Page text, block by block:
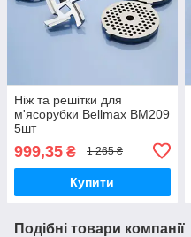
Ніж та решітки для
м'ясорубки Bellmax BM209
5шт
999,35 ₴ 1 265 ₴
Купити
Подібні товари компанії